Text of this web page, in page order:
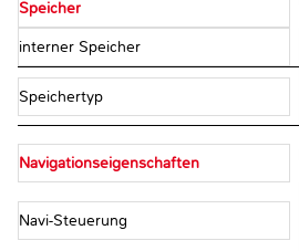
Speicher
interner Speicher
Speichertyp
Navigationseigenschaften
Navi-Steuerung